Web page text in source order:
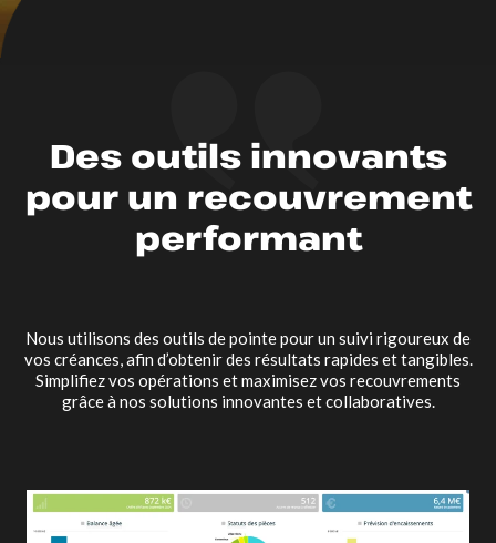
Des outils innovants
pour un recouvrement
performant
Nous utilisons des outils de pointe pour un suivi rigoureux de
vos créances, afin d’obtenir des résultats rapides et tangibles.
Simplifiez vos opérations et maximisez vos recouvrements
grâce à nos solutions innovantes et collaboratives.